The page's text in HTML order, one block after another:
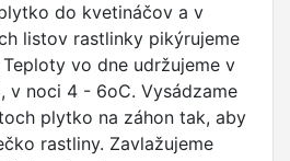
do kvetináčov a v
listov rastlinky pikýrujeme
vo dne udržujeme v
v noci 4 - 6oC. Vysádzame
plytko na záhon tak, aby
rastliny. Zavlažujeme